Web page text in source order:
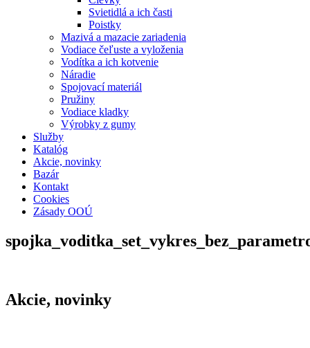
Svietidlá a ich časti
Poistky
Mazivá a mazacie zariadenia
Vodiace čeľuste a vyloženia
Vodítka a ich kotvenie
Náradie
Spojovací materiál
Pružiny
Vodiace kladky
Výrobky z gumy
Služby
Katalóg
Akcie, novinky
Bazár
Kontakt
Cookies
Zásady OOÚ
Akcie, novinky